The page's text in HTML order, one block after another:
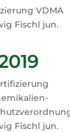
VDMA
Fischl jun.
Fischl jun.